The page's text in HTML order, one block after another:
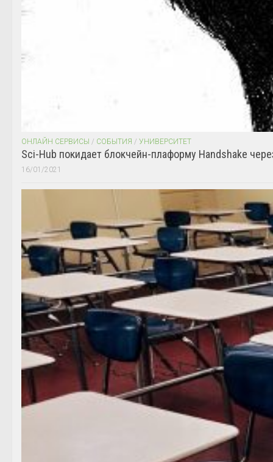
ОНЛАЙН СЕРВИСЫ / СОБЫТИЯ / УНИВЕРСИТЕТ
Sci-Hub покидает блокчейн-плаформу Handshake
16/01/2021